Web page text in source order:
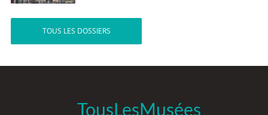
TOUS LES DOSSIERS
TousLesMusées